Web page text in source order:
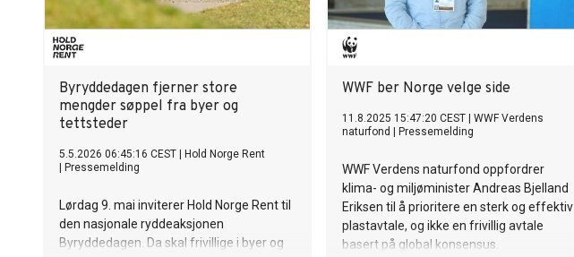
Byryddedagen fjerner store
mengder søppel fra byer og
tettsteder
5.5.2026 06:45:16 CEST
Hold Norge Rent
Pressemelding
Lørdag 9. mai inviterer Hold Norge Rent til
den nasjonale ryddeaksjonen
Byryddedagen. Da skal frivillige i byer og
WWF ber Norge velge side
11.8.2025 15:47:20 CEST
WWF Verdens
naturfond
Pressemelding
WWF Verdens naturfond oppfordrer
klima- og miljøminister Andreas Bjelland
Eriksen til å prioritere en sterk og effektiv
plastavtale, og ikke en frivillig avtale
basert på global konsensus.